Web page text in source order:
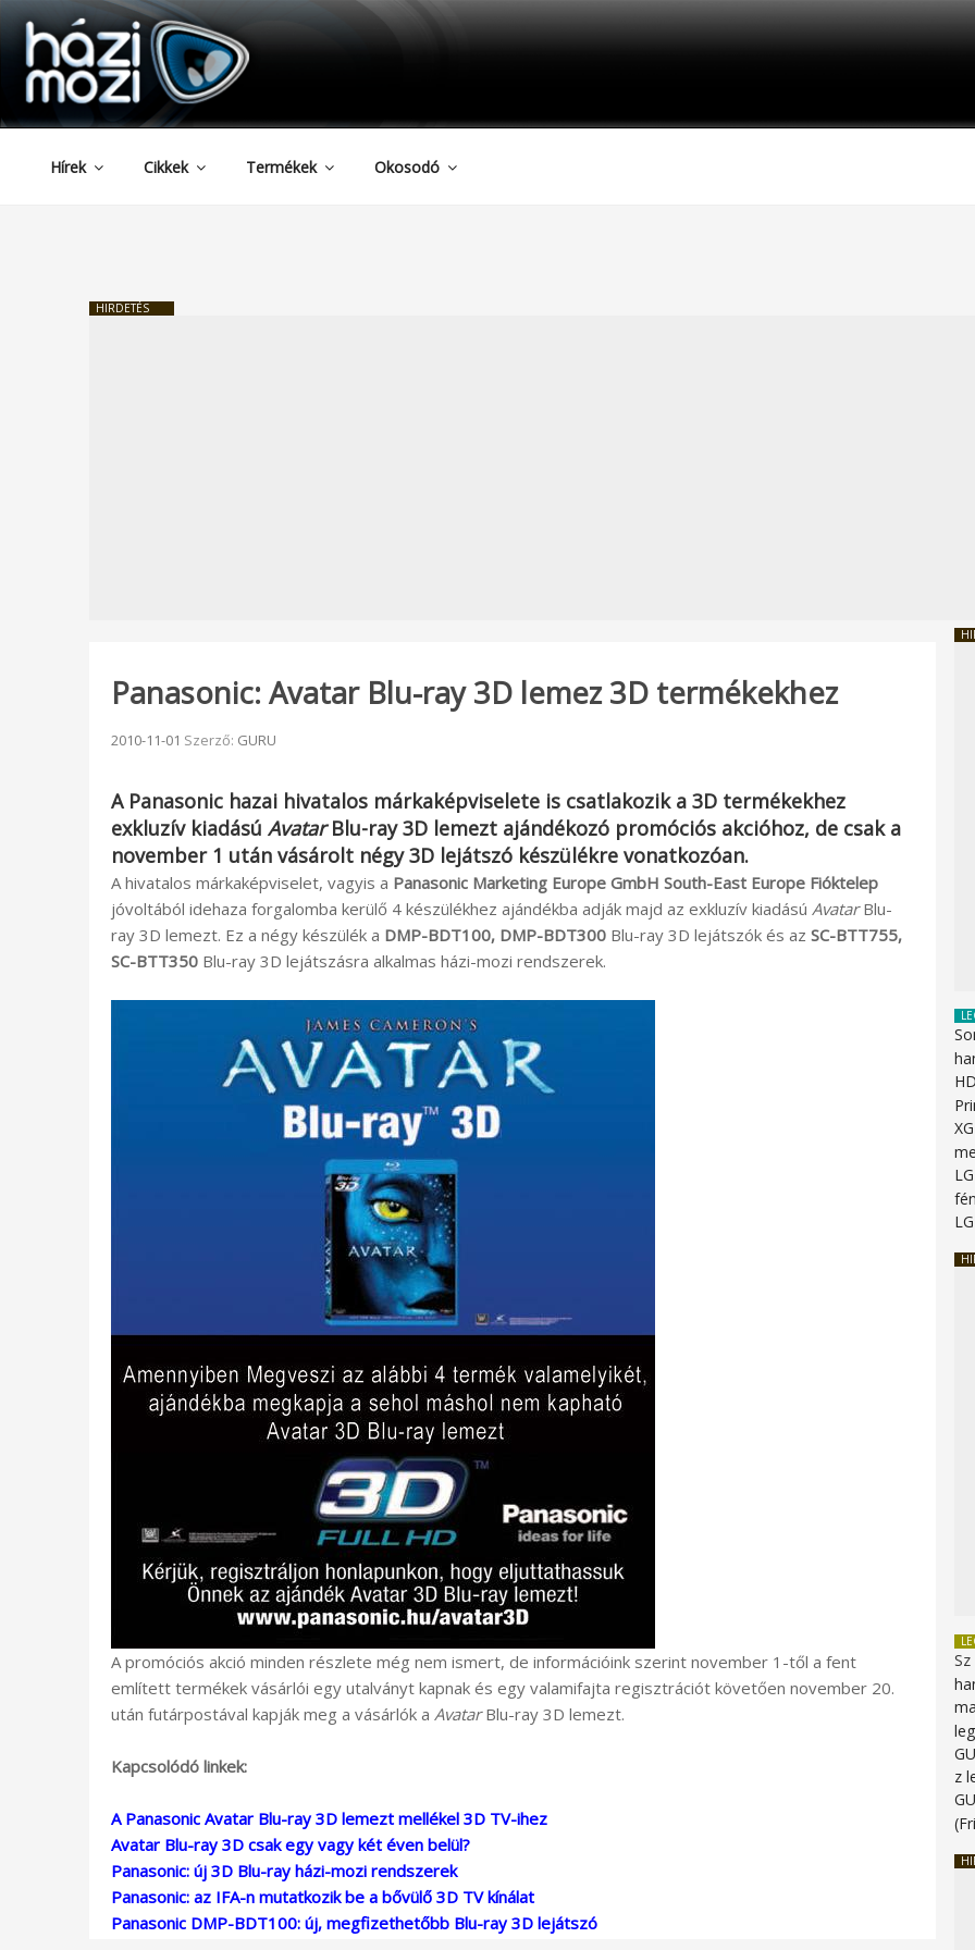
Tartalomhoz
HAZIMOZI
Hírek Cikkek Termékek Okosodó
HIRDETÉS
Panasonic: Avatar Blu-ray 3D lemez 3D termékekhez
Beküldve:
2010-11-01 Szerző: GURU
A Panasonic hazai hivatalos márkaképviselete is csatlakozik a 3D termékekhez
exkluzív kiadású AvatarBlu-ray 3D lemezt ajándékozó promóciós akcióhoz, de csak a
november 1 után vásárolt négy 3D lejátszó készülékre vonatkozóan.
A hivatalos márkaképviselet, vagyis a Panasonic Marketing Europe GmbH South-East Europe Fióktelep
jóvoltából idehaza forgalomba kerülő 4 készülékhez ajándékba adják majd az exkluzív kiadású AvatarBlu-
ray 3D lemezt. Ez a négy készülék a DMP-BDT100, DMP-BDT300 Blu-ray 3D lejátszók és az SC-BTT755,
SC-BTT350 Blu-ray 3D lejátszásra alkalmas házi-mozi rendszerek.
A promóciós akció minden részlete még nem ismert, de információink szerint november 1-től a fent
említett termékek vásárlói egy utalványt kapnak és egy valamifajta regisztrációt követően november 20.
után futárpostával kapják meg a vásárlók a AvatarBlu-ray 3D lemezt.
Kapcsolódó linkek:
A Panasonic Avatar Blu-ray 3D lemezt mellékel 3D TV-ihez
Avatar Blu-ray 3D csak egy vagy két éven belül?
Panasonic: új 3D Blu-ray házi-mozi rendszerek
Panasonic: az IFA-n mutatkozik be a bővülő 3D TV kínálat
Panasonic DMP-BDT100: új, megfizethetőbb Blu-ray 3D lejátszó
z